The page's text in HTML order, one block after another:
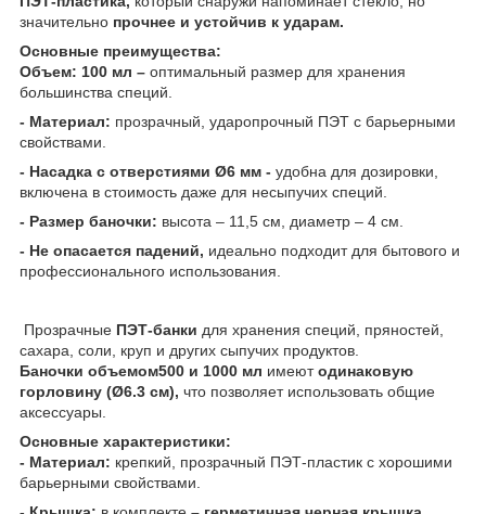
значительно прочнее и устойчив к ударам.
Основные преимущества:
Объем: 100 мл – оптимальный размер для хранения
большинства специй.
- Материал: прозрачный, ударопрочный ПЭТ с барьерными
свойствами.
- Насадка с отверстиями Ø6 мм - удобна для дозировки,
включена в стоимость даже для несыпучих специй.
- Размер баночки: высота – 11,5 см, диаметр – 4 см.
- Не опасается падений, идеально подходит для бытового и
профессионального использования.
Прозрачные ПЭТ-банки для хранения специй, пряностей,
сахара, соли, круп и других сыпучих продуктов.
Баночки объемом500 и 1000 мл имеютодинаковую
горловину (Ø6.3 см), что позволяет использовать общие
аксессуары.
Основные характеристики:
- Материал: крепкий, прозрачный ПЭТ-пластик с хорошими
барьерными свойствами.